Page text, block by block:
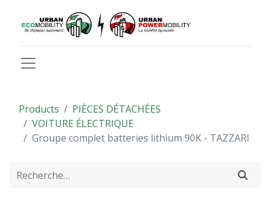
Products
PIÈCES DÉTACHÉES
VOITURE ÉLECTRIQUE
Groupe complet batteries lithium 90K - TAZZARI